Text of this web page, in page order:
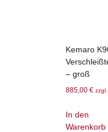
Kemaro
– groß
885,00 €
In den
Warenkorb